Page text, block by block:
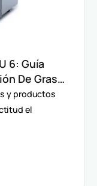
6: Guía
De Grasa
y productos
el